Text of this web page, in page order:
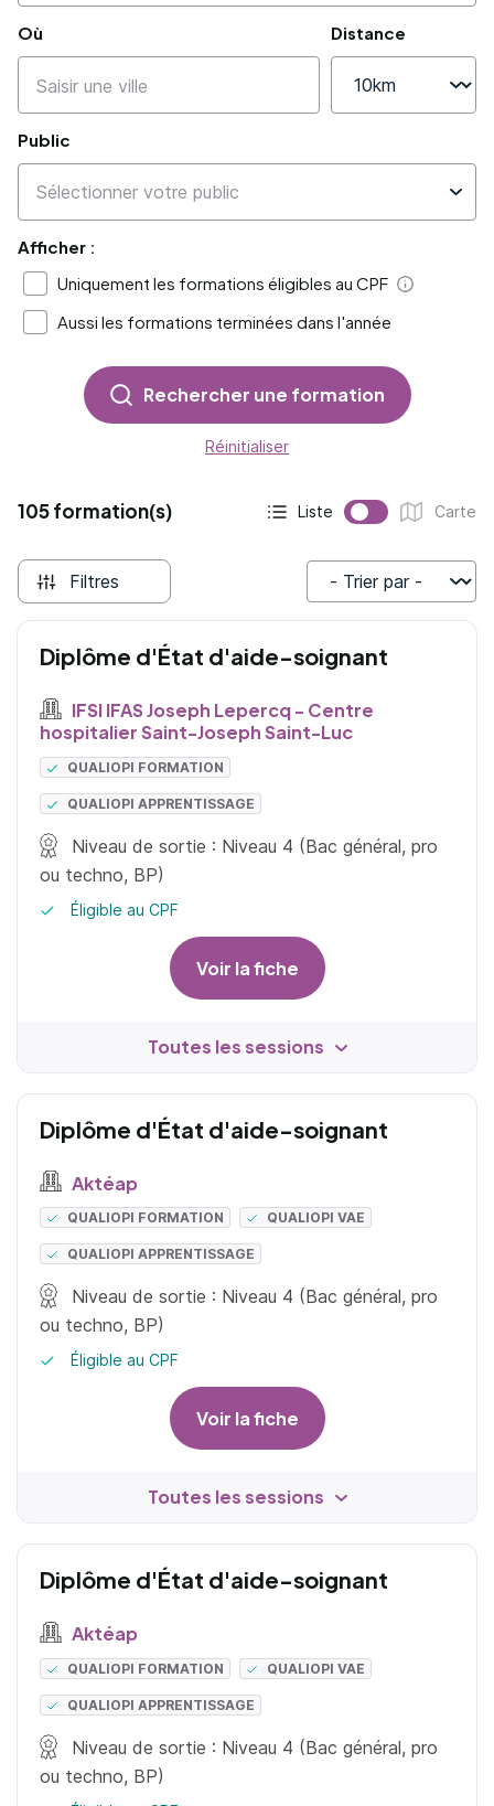
Où Distance
Public
Afficher :
Uniquement les formations éligibles au CPF
Aide
Aussi les formations terminées dans l'année
Rechercher une formation
Réinitialiser
105 formation(s)
Affichage actif :
Liste
Affichage :
Carte
Filtres
Trier par
Diplôme d'État d'aide-soignant
IFSI IFAS Joseph Lepercq - Centre
hospitalier Saint-Joseph Saint-Luc
QUALIOPI FORMATION
QUALIOPI APPRENTISSAGE
Niveau de sortie : Niveau 4 (Bac général, pro
ou techno, BP)
Éligible au CPF
Voir la fiche
Toutes les sessions
Diplôme d'État d'aide-soignant
Aktéap
QUALIOPI FORMATION QUALIOPI VAE
QUALIOPI APPRENTISSAGE
Niveau de sortie : Niveau 4 (Bac général, pro
ou techno, BP)
Éligible au CPF
Voir la fiche
Toutes les sessions
Diplôme d'État d'aide-soignant
Aktéap
QUALIOPI FORMATION QUALIOPI VAE
QUALIOPI APPRENTISSAGE
Niveau de sortie : Niveau 4 (Bac général, pro
ou techno, BP)